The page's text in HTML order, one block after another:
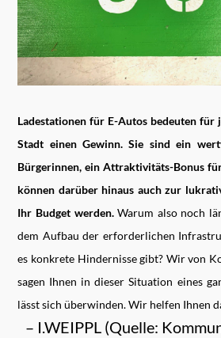
Ladestationen für E-Autos bedeuten für
Stadt einen Gewinn. Sie sind ein
Bürgerinnen, ein Attraktivitäts-Bonus
können darüber hinaus auch zur
Ihr Budget werden.Warum also noch
dem Aufbau der erforderlichen
es konkrete Hindernisse gibt? Wir von
sagen Ihnen in dieser Situation eines
lässt sich überwinden. Wir helfen Ihnen
– I.WEIPPL (Quelle: